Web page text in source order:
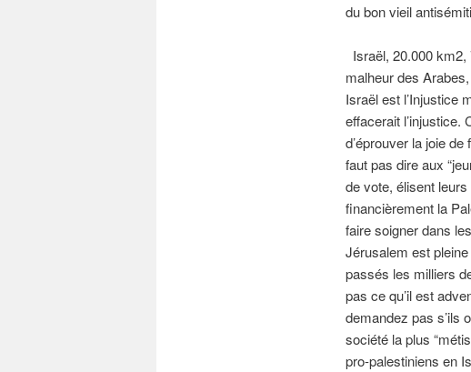
du bon vieil
Israël, 20.000
malheur des
Israël est l’Injustice
effacerait l’injustice.
d’éprouver la joie
faut pas dire aux
de vote, élisent
financièrement la
faire soigner dans
Jérusalem est
passés les milliers
pas ce qu’il est
demandez pas s’ils
société la plus
pro-palestiniens en